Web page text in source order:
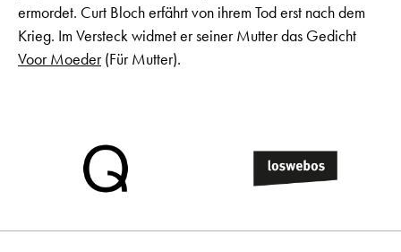
ermordet. Curt Bloch erfährt von ihrem Tod erst nach dem
Krieg. Im Versteck widmet er seiner Mutter das Gedicht
Voor Moeder(Für Mutter).